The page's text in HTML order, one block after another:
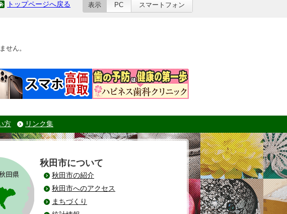
トップページへ戻る 表示 PC スマートフォン
せん。
方 リンク集
秋田市について
秋田市の紹介
秋田市へのアクセス
まちづくり